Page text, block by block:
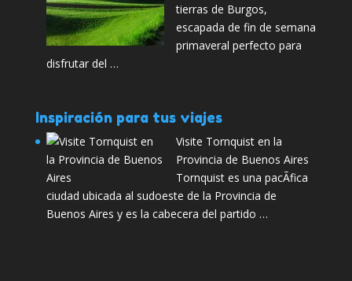
tierras de Burgos,
escapada de fin de semana
primaveral perfecto para
disfrutar del …
Inspiración para tus viajes
Visite Tornquist en la
Provincia de Buenos Aires
Tornquist es una pacÃ­fica
ciudad ubicada al sudoeste de la Provincia de
Buenos Aires y es la cabecera del partido …